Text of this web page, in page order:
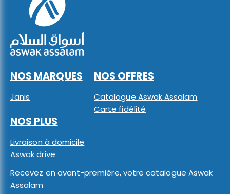
NOS MARQUES
Janis
NOS OFFRES
Catalogue Aswak Assalam
Carte fidélité
NOS PLUS
Livraison à domicile
Aswak drive
Recevez en avant-première, votre catalogue Aswak
Assalam